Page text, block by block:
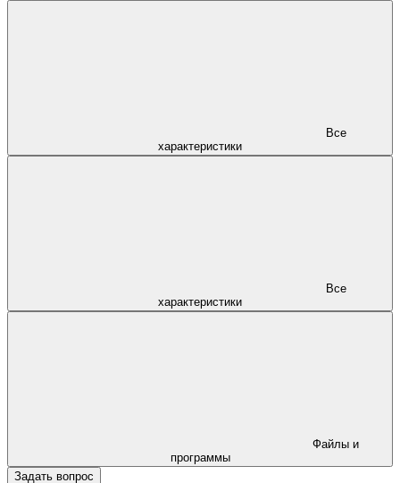
характеристики
характеристики
программы
Задать вопрос